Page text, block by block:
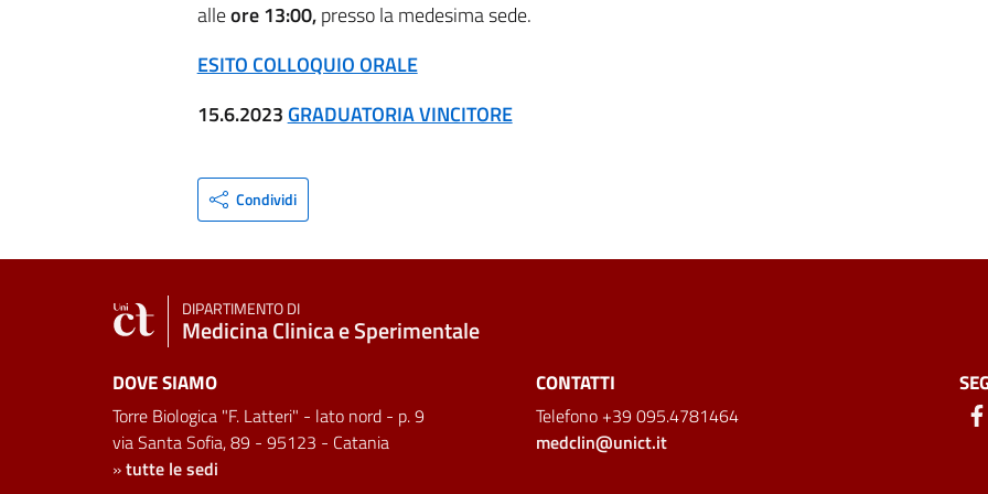
alleore 13:00,presso la medesima sede.
ESITO COLLOQUIO ORALE
15.6.2023 GRADUATORIA VINCITORE
Condividi
DIPARTIMENTO DI
Medicina Clinica e Sperimentale
DOVE SIAMO
Torre Biologica "F. Latteri" - lato nord - p. 9
via Santa Sofia, 89 - 95123 - Catania
»tutte le sedi
CONTATTI
Telefono +39 095.4781464
medclin@unict.it